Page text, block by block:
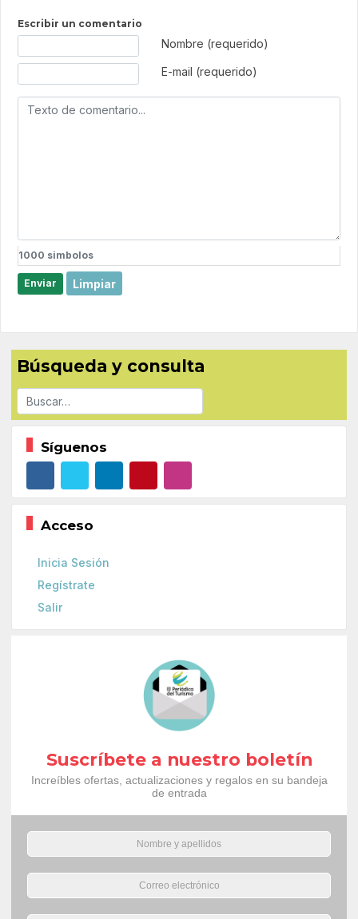
Escribir un comentario
Nombre (requerido)
E-mail (requerido)
1000 simbolos
Enviar Limpiar
Búsqueda y consulta
Buscar
Síguenos
Acceso
Inicia Sesión
Regístrate
Salir
Suscríbete a nuestro boletín
Increíbles ofertas, actualizaciones y regalos en su bandeja
de entrada